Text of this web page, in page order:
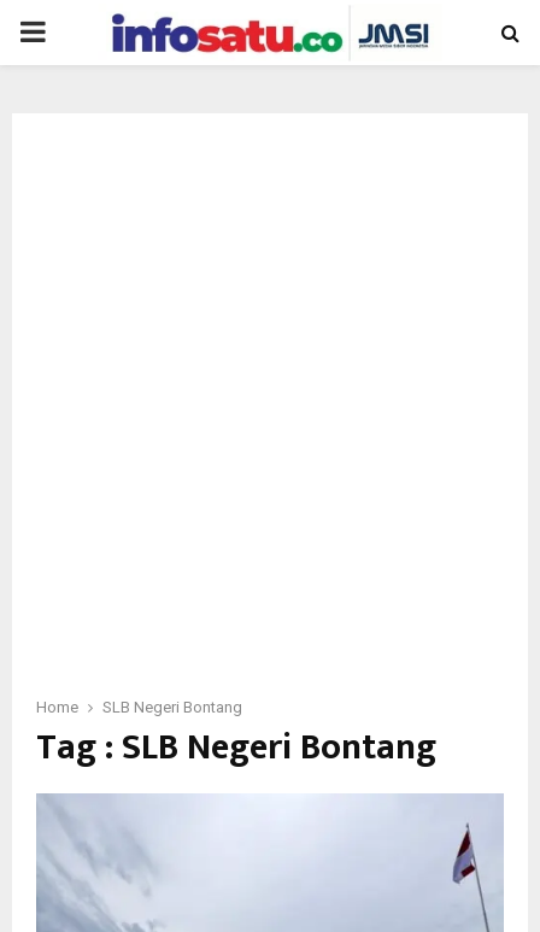
PRIMARY
Home SLB Negeri Bontang
Tag : SLB Negeri Bontang